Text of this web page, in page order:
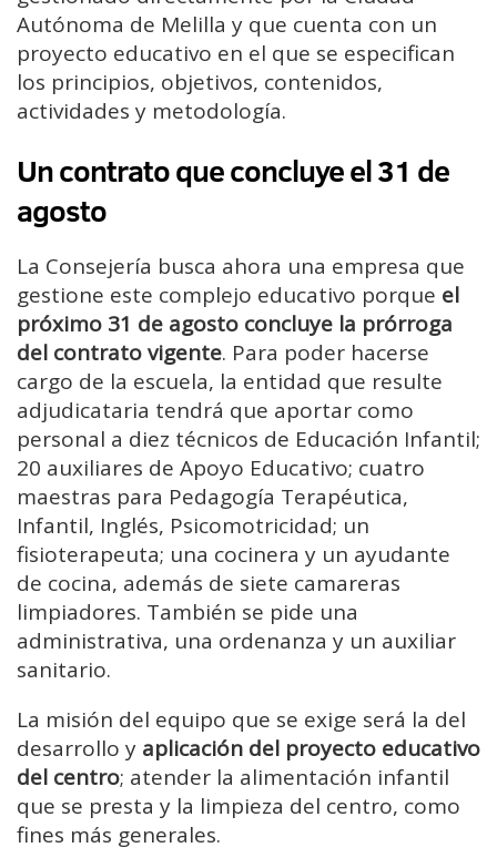
Autónoma de Melilla y que cuenta con un
proyecto educativo en el que se especifican
los principios, objetivos, contenidos,
actividades y metodología.
Un contrato que concluye el 31 de
agosto
La Consejería busca ahora una empresa que
gestione este complejo educativo porque el
próximo 31 de agosto concluye la prórroga
del contrato vigente. Para poder hacerse
cargo de la escuela, la entidad que resulte
adjudicataria tendrá que aportar como
personal a diez técnicos de Educación Infantil;
20 auxiliares de Apoyo Educativo; cuatro
maestras para Pedagogía Terapéutica,
Infantil, Inglés, Psicomotricidad; un
fisioterapeuta; una cocinera y un ayudante
de cocina, además de siete camareras
limpiadores. También se pide una
administrativa, una ordenanza y un auxiliar
sanitario.
La misión del equipo que se exige será la del
desarrollo y aplicación del proyecto educativo
del centro; atender la alimentación infantil
que se presta y la limpieza del centro, como
fines más generales.